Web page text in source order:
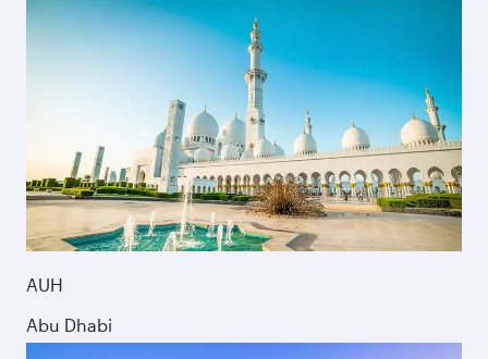
AUH
Abu Dhabi